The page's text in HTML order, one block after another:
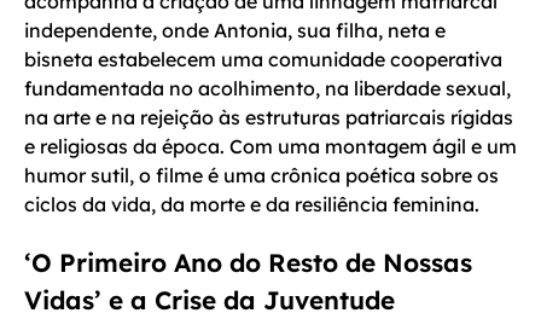
independente, onde Antonia, sua filha, neta e
bisneta estabelecem uma comunidade cooperativa
fundamentada no acolhimento, na liberdade sexual,
na arte e na rejeição às estruturas patriarcais rígidas
e religiosas da época. Com uma montagem ágil e um
humor sutil, o filme é uma crônica poética sobre os
ciclos da vida, da morte e da resiliência feminina.
‘O Primeiro Ano do Resto de Nossas
Vidas’ e a Crise da Juventude